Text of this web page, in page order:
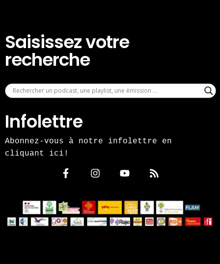
Saisissez votre
recherche
Infolettre
Abonnez-vous à notre infolettre en
cliquant ici!